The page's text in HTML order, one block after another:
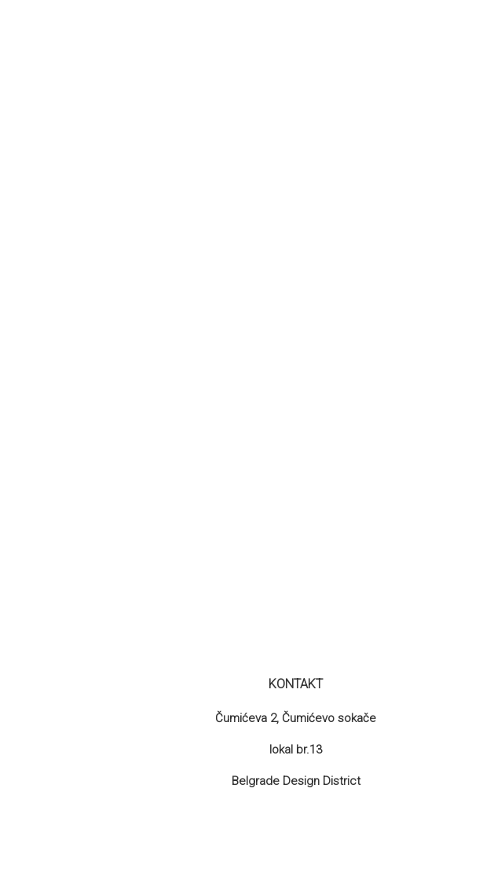
KONTAKT
Čumićeva 2, Čumićevo sokače
lokal br.13
Belgrade Design District